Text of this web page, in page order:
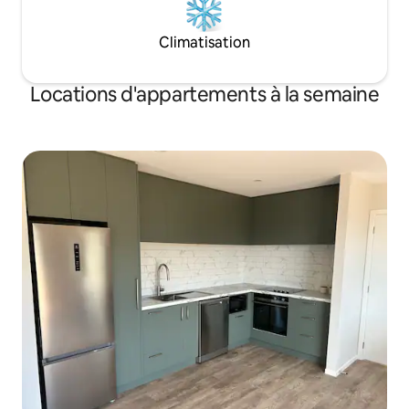
Climatisation
Locations d'appartements à la semaine